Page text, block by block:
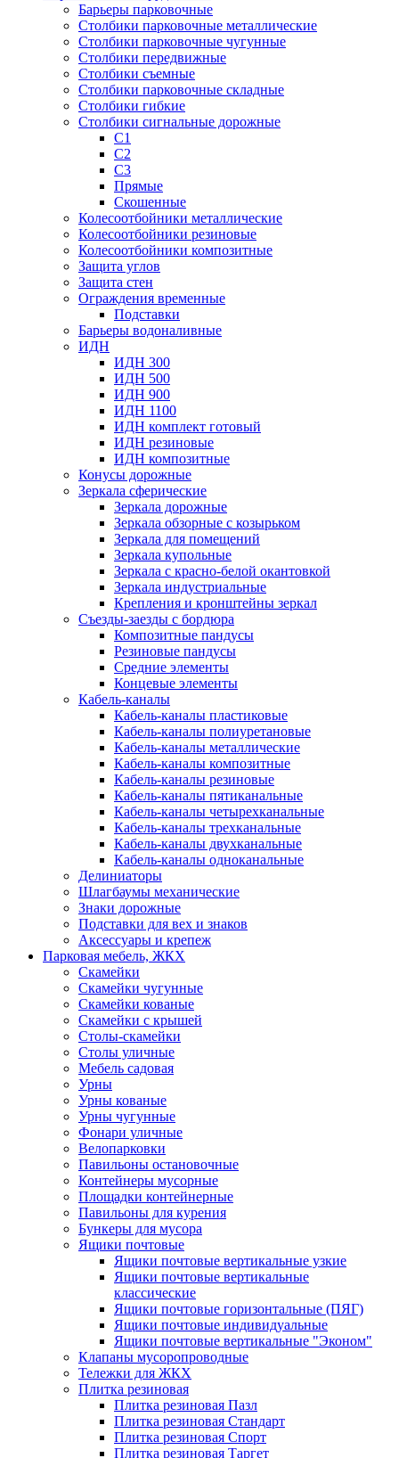
Барьеры парковочные
Столбики парковочные металлические
Столбики парковочные чугунные
Столбики передвижные
Столбики съемные
Столбики парковочные складные
Столбики гибкие
Столбики сигнальные дорожные
С1
С2
С3
Прямые
Скошенные
Колесоотбойники металлические
Колесоотбойники резиновые
Колесоотбойники композитные
Защита углов
Защита стен
Ограждения временные
Подставки
Барьеры водоналивные
ИДН
ИДН 300
ИДН 500
ИДН 900
ИДН 1100
ИДН комплект готовый
ИДН резиновые
ИДН композитные
Конусы дорожные
Зеркала сферические
Зеркала дорожные
Зеркала обзорные с козырьком
Зеркала для помещений
Зеркала купольные
Зеркала с красно-белой окантовкой
Зеркала индустриальные
Крепления и кронштейны зеркал
Съезды-заезды с бордюра
Композитные пандусы
Резиновые пандусы
Средние элементы
Концевые элементы
Кабель-каналы
Кабель-каналы пластиковые
Кабель-каналы полиуретановые
Кабель-каналы металлические
Кабель-каналы композитные
Кабель-каналы резиновые
Кабель-каналы пятиканальные
Кабель-каналы четырехканальные
Кабель-каналы трехканальные
Кабель-каналы двухканальные
Кабель-каналы одноканальные
Делиниаторы
Шлагбаумы механические
Знаки дорожные
Подставки для вех и знаков
Аксессуары и крепеж
Парковая мебель, ЖКХ
Скамейки
Скамейки чугунные
Скамейки кованые
Скамейки с крышей
Столы-скамейки
Столы уличные
Мебель садовая
Урны
Урны кованые
Урны чугунные
Фонари уличные
Велопарковки
Павильоны остановочные
Контейнеры мусорные
Площадки контейнерные
Павильоны для курения
Бункеры для мусора
Ящики почтовые
Ящики почтовые вертикальные узкие
Ящики почтовые вертикальные
классические
Ящики почтовые горизонтальные (ПЯГ)
Ящики почтовые индивидуальные
Ящики почтовые вертикальные "Эконом"
Клапаны мусоропроводные
Тележки для ЖКХ
Плитка резиновая
Плитка резиновая Пазл
Плитка резиновая Стандарт
Плитка резиновая Спорт
Плитка резиновая Таргет